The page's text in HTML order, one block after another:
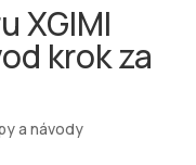
XGIMI
krok za
a návody